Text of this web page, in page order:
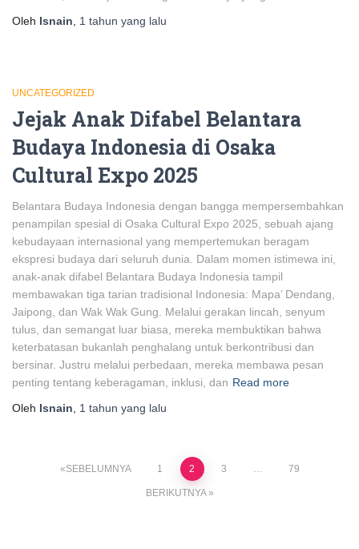
Oleh Isnain 1 tahun yang lalu
UNCATEGORIZED
Jejak Anak Difabel Belantara
Budaya Indonesia di Osaka
Cultural Expo 2025
Belantara Budaya Indonesia dengan bangga mempersembahkan
penampilan spesial di Osaka Cultural Expo 2025, sebuah ajang
kebudayaan internasional yang mempertemukan beragam
ekspresi budaya dari seluruh dunia. Dalam momen istimewa ini,
anak-anak difabel Belantara Budaya Indonesia tampil
membawakan tiga tarian tradisional Indonesia: Mapa’ Dendang,
Jaipong, dan Wak Wak Gung. Melalui gerakan lincah, senyum
tulus, dan semangat luar biasa, mereka membuktikan bahwa
keterbatasan bukanlah penghalang untuk berkontribusi dan
bersinar. Justru melalui perbedaan, mereka membawa pesan
penting tentang keberagaman, inklusi, dan Read more
Oleh Isnain 1 tahun yang lalu
PaginasiSEBELUMNYA 1 2 3 … 79
BERIKUTNYA